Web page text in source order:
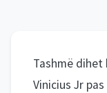
Tashmë
Vinicius Jr